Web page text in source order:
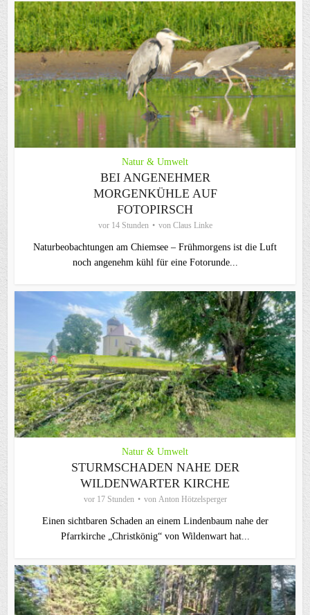
Natur & Umwelt
BEI ANGENEHMER
MORGENKÜHLE AUF
FOTOPIRSCH
vor 14 Stunden von Claus Linke
Naturbeobachtungen am Chiemsee – Frühmorgens ist die Luft
noch angenehm kühl für eine Fotorunde...
Natur & Umwelt
STURMSCHADEN NAHE DER
WILDENWARTER KIRCHE
vor 17 Stunden von Anton Hötzelsperger
Einen sichtbaren Schaden an einem Lindenbaum nahe der
Pfarrkirche „Christkönig“ von Wildenwart hat...